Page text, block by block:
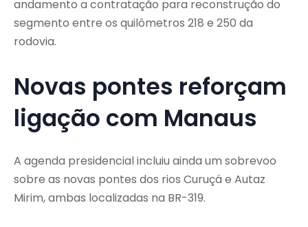
andamento a contratação para reconstrução do
segmento entre os quilômetros 218 e 250 da
rodovia.
Novas pontes reforçam
ligação com Manaus
A agenda presidencial incluiu ainda um sobrevoo
sobre as novas pontes dos rios Curuçá e Autaz
Mirim, ambas localizadas na BR-319.